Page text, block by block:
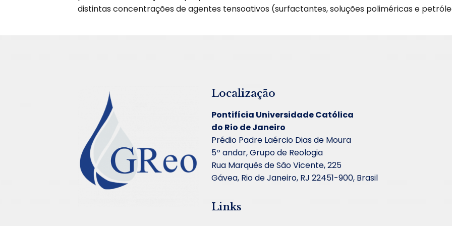
distintas concentrações de agentes tensoativos (surfactantes, soluções poliméricas e
Localização
Pontifícia Universidade Católica
do Rio de Janeiro
Prédio Padre Laércio Dias de Moura
5º andar, Grupo de Reologia
Rua Marquês de São Vicente, 225
Gávea, Rio de Janeiro, RJ 22451-900, Brasil
Links